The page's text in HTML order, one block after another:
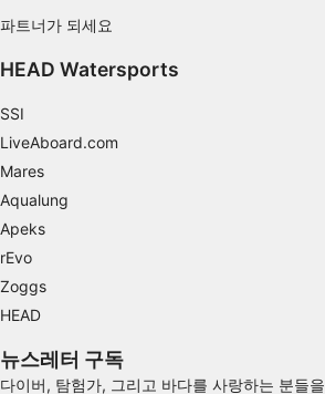
파트너가 되세요
HEAD Watersports
SSI
LiveAboard.com
Mares
Aqualung
Apeks
rEvo
Zoggs
HEAD
뉴스레터 구독
다이버, 탐험가, 그리고 바다를 사랑하는 분들
Understand audiences through
Use limited data to select content
IAB 특별 기능:
Use precise geolocation data
비IAB 처리 목적:
필요한